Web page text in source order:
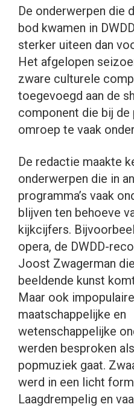
De onderwerpen die
bod kwamen in
sterker uiteen dan
Het afgelopen
zware culturele
toegevoegd aan de
component die bij de
omroep te vaak
De redactie maakte
onderwerpen die in
programma’s vaak
blijven ten behoeve
kijkcijfers.
opera, de DWDD-
Joost Zwagerman
beeldende kunst
Maar ook impopulaire
maatschappelijke en
wetenschappelijke
werden besproken
popmuziek gaat.
werd in een licht
Laagdrempelig en